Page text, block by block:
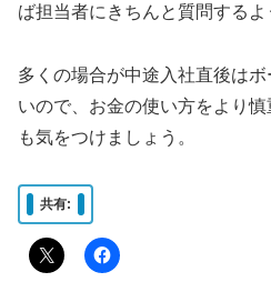
ば担当者にきちんと質問するよ
多くの場合が中途入社直後は
いので、お金の使い方をより
も気をつけましょう。
共有: